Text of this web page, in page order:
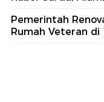
Pemerintah
Rumah Veteran di